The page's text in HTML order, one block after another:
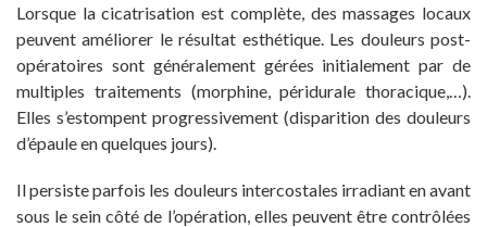
Lorsque la cicatrisation est complète, des massages locaux
peuvent améliorer le résultat esthétique. Les douleurs post-
opératoires sont généralement gérées initialement par de
multiples traitements (morphine, péridurale thoracique,…).
Elles s’estompent progressivement (disparition des douleurs
d’épaule en quelques jours).
Il persiste parfois les douleurs intercostales irradiant en avant
sous le sein côté de l’opération, elles peuvent être contrôlées